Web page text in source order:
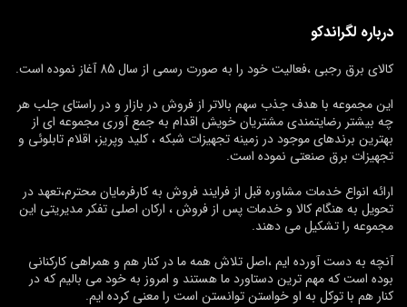
درباره لگراندکو
کالای برق رجبی ،فعالیت خود را به صورت رسمی از سال 85 آغاز نموده است.
این مجموعه با هدف جذب سهم بالاتر از فروش در بازار و در راستای جلب هر
چه بیشتر رضایتمندی مشتریان خویش اقدام به جمع آوری مجموعه ای از
بهترین برندهای موجود در زمینه تجهیزات شبکه ، کلید وپریز، اقلام تابلوئی و
تجهیزات برق صنعتی نموده است.
ارائه انواع خدمات مشاوره قبل از فرایند فروش به کارفرمایان محترم،تعهد در
تحویل به هنگام کالا و خدمات پس از فروش ، ارکان اصلی تفکر مدیریتی این
مجموعه را تشکیل می دهند.
آنچه به دست آورده ایم ،اصل تلاش همه ما در کنار هم و همراهی کارکنانی
بوده است که مهم ترین دستاورد ما هستند و امروز به خود می بالیم که در
کنار هم با توکل به او خواستن توانستن است را معنی کرده ایم.